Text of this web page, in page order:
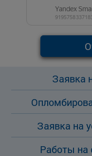
Заявка
Заявка на
Работы на